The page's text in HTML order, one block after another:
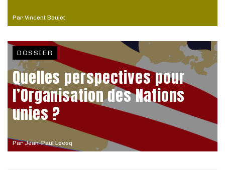
Par Vincent Boulet
ParJean-Paul Lecoq
DOSSIER
Quelles perspectives pour
l’Organisation des Nations
unies ?